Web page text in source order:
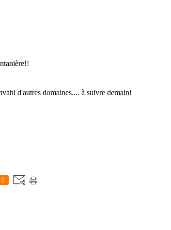
d'autres domaines.... à suivre demain!
0